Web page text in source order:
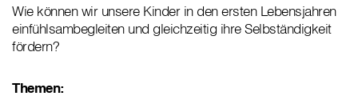
Wie können wir unsere Kinder in den ersten Lebensjahren
einfühlsambegleiten und gleichzeitig ihre Selbständigkeit
fördern?
Themen: